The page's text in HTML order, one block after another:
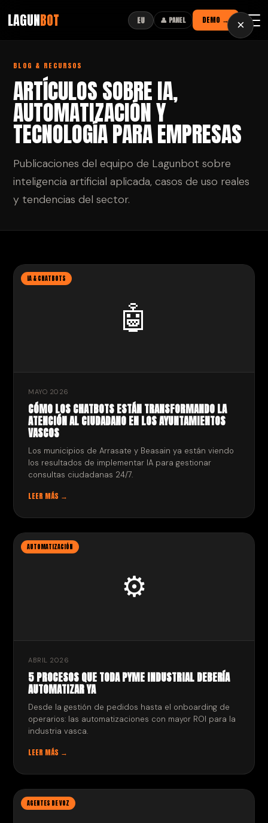
LAGUNBOT EU 👤 PANEL DEMO →
BLOG & RECURSOS
ARTÍCULOS SOBRE IA,
AUTOMATIZACIÓN Y
TECNOLOGÍA PARA EMPRESAS
Publicaciones del equipo de Lagunbot sobre
inteligencia artificial aplicada, casos de uso reales
y tendencias del sector.
🤖
IA & CHATBOTS
MAYO 2026
CÓMO LOS CHATBOTS ESTÁN TRANSFORMANDO LA
ATENCIÓN AL CIUDADANO EN LOS AYUNTAMIENTOS
VASCOS
Los municipios de Arrasate y Beasain ya están viendo
los resultados de implementar IA para gestionar
consultas ciudadanas 24/7.
LEER MÁS →
⚙️
AUTOMATIZACIÓN
ABRIL 2026
5 PROCESOS QUE TODA PYME INDUSTRIAL DEBERÍA
AUTOMATIZAR YA
Desde la gestión de pedidos hasta el onboarding de
operarios: las automatizaciones con mayor ROI para la
industria vasca.
LEER MÁS →
AGENTES DE VOZ
×